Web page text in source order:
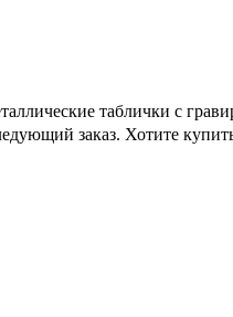
таблички с
заказ. Хотите